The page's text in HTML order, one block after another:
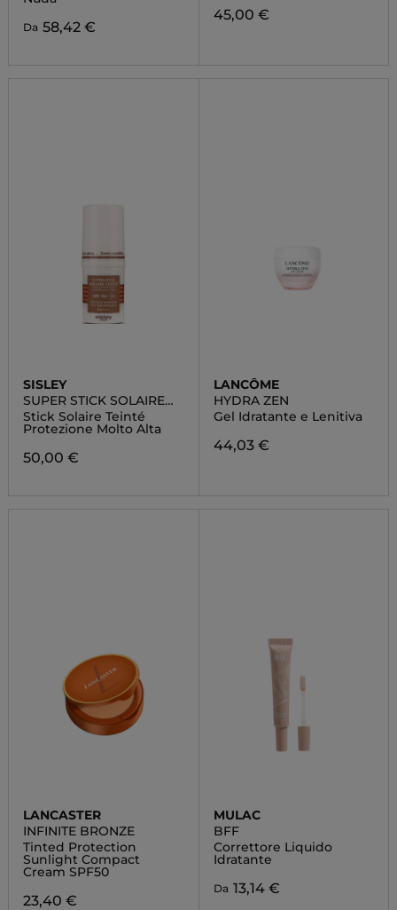
Da 58,42 €
45,00 €
SISLEY
SUPER STICK SOLAIRE
TEINTÉ SPF 50+
Stick Solaire Teinté
Protezione Molto Alta
50,00 €
LANCÔME
HYDRA ZEN
Gel Idratante e Lenitiva
44,03 €
LANCASTER
INFINITE BRONZE
Tinted Protection
Sunlight Compact
Cream SPF50
23,40 €
MULAC
BFF
Correttore Liquido
Idratante
Da 13,14 €